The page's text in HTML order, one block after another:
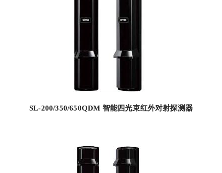
SL-200/350/650QDM 智能四光束红外对射探测器